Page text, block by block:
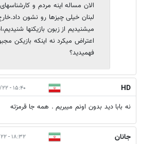
الان مساله اینه مردم و
لبنان خیلی چیزها رو نشون
میشنیدیم از زبون بازیکنها
اعتراض میکرد نه اینکه بازیکن
فهمیدید؟
HD ۱۵:۴۰ - ۱۴۰۰/۰۸/۲۲
نه بابا دید بدون اونم میبریم . همه جا قرمزته
جانان ۱۸:۳۲ - ۱۴۰۰/۰۸/۲۲